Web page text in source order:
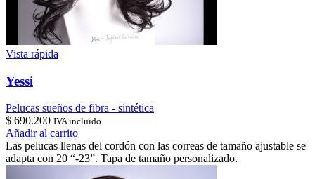
Vista rápida
Yessi
Pelucas sueños de fibra - sintética
$ 690.200 IVA incluido
Añadir al carrito
Las pelucas llenas del cordón con las correas de tamaño ajustable se
adapta con 20 “-23”. Tapa de tamaño personalizado.